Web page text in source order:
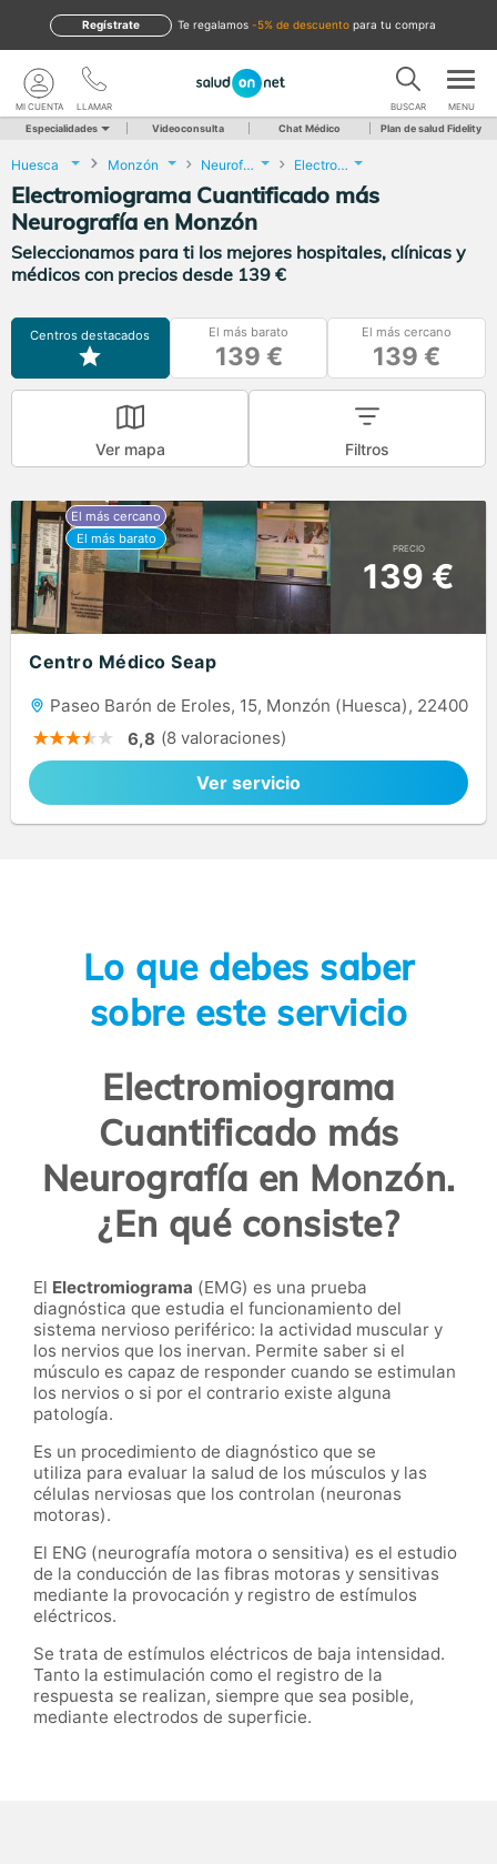
te regalamos -5% de descuento para tu compra
Regístrate
LLAMAR
MI CUENTA BUSCAR MENU
Especialidades Videoconsulta Chat Médico Plan de salud Fidelity
Huesca Monzón Neurofisiología Clínica Electromiograma Cuantificado más Neurografía
Electromiograma Cuantificado más
Neurografía en Monzón
Seleccionamos para ti los mejores hospitales, clínicas y
médicos con precios desde 139 €
Centros destacados El más barato
139 €
El más cercano
139 €
Ver mapa Filtros
PRECIO
139 €
Centro Médico Seap
Paseo Barón de Eroles, 15, Monzón (Huesca), 22400
6,8 (8 valoraciones)
Ver servicio
Lo que debes saber
sobre este servicio
Electromiograma
Cuantificado más
Neurografía en Monzón.
¿En qué consiste?
El Electromiograma (EMG) es una prueba
diagnóstica que estudia el funcionamiento del
sistema nervioso periférico: la actividad muscular y
los nervios que los inervan. Permite saber si el
músculo es capaz de responder cuando se estimulan
los nervios o si por el contrario existe alguna
patología.
Es un procedimiento de diagnóstico que se
utiliza para evaluar la salud de los músculos y las
células nerviosas que los controlan (neuronas
motoras).
El ENG (neurografía motora o sensitiva) es el estudio
de la conducción de las fibras motoras y sensitivas
mediante la provocación y registro de estímulos
eléctricos.
Se trata de estímulos eléctricos de baja intensidad.
Tanto la estimulación como el registro de la
respuesta se realizan, siempre que sea posible,
mediante electrodos de superficie.